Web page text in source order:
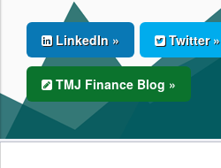
LinkedIn » Twitter »
TMJ Finance Blog »